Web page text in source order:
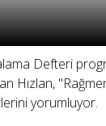
Defteri
Hızlan,
yorumluyor.